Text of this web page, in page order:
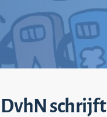
DvhN schrijft